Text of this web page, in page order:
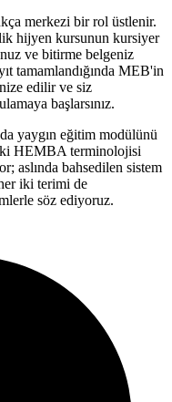
merkezi bir rol üstlenir.
hijyen kursunun kursiyer
ve bitirme belgeniz
tamamlandığında MEB'in
edilir ve siz
başlarsınız.
yaygın eğitim modülünü
HEMBA terminolojisi
aslında bahsedilen sistem
iki terimi de
söz ediyoruz.